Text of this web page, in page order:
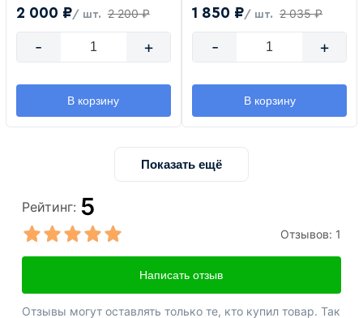
2 000 ₽/ шт. 2 200 ₽
- +
В корзину
1 850 ₽/ шт. 2 035 ₽
- +
В корзину
Показать ещё
Рейтинг: 5
Отзывов: 1
Написать отзыв
Отзывы могут оставлять только те, кто купил товар. Так